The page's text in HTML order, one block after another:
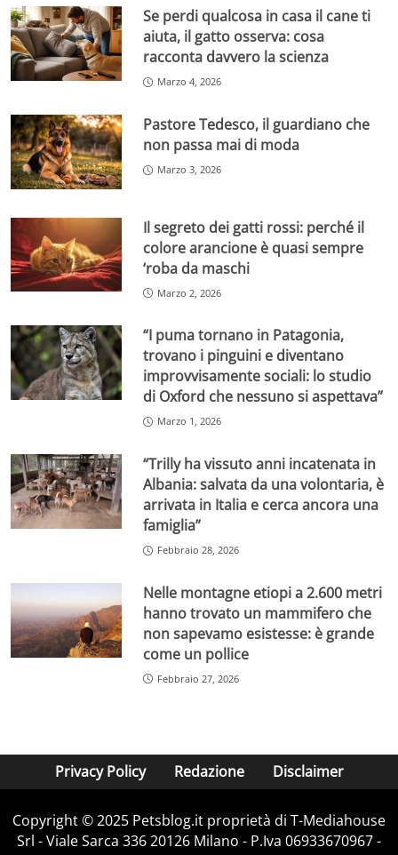
Se perdi qualcosa in casa il cane ti
aiuta, il gatto osserva: cosa
racconta davvero la scienza
Marzo 4, 2026
Pastore Tedesco, il guardiano che
non passa mai di moda
Marzo 3, 2026
Il segreto dei gatti rossi: perché il
colore arancione è quasi sempre
‘roba da maschi
Marzo 2, 2026
“I puma tornano in Patagonia,
trovano i pinguini e diventano
improvvisamente sociali: lo studio
di Oxford che nessuno si aspettava”
Marzo 1, 2026
“Trilly ha vissuto anni incatenata in
Albania: salvata da una volontaria, è
arrivata in Italia e cerca ancora una
famiglia”
Febbraio 28, 2026
Nelle montagne etiopi a 2.600 metri
hanno trovato un mammifero che
non sapevamo esistesse: è grande
come un pollice
Febbraio 27, 2026
Privacy Policy Redazione Disclaimer
Copyright © 2025 Petsblog.it proprietà di T-Mediahouse
Srl - Viale Sarca 336 20126 Milano - P.Iva 06933670967 -